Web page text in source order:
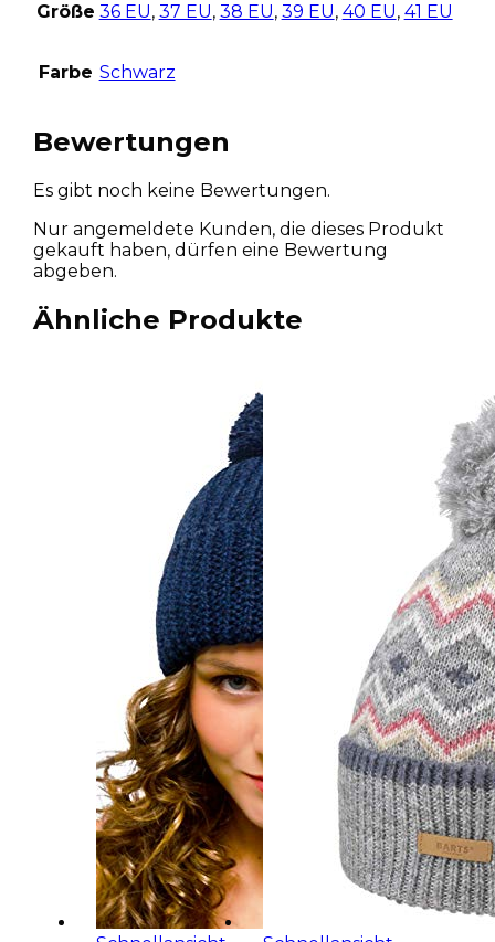
Größe 36 EU, 37 EU, 38 EU, 39 EU, 40 EU, 41 EU
Farbe Schwarz
Bewertungen
Es gibt noch keine Bewertungen.
Nur angemeldete Kunden, die dieses Produkt
gekauft haben, dürfen eine Bewertung
abgeben.
Ähnliche Produkte